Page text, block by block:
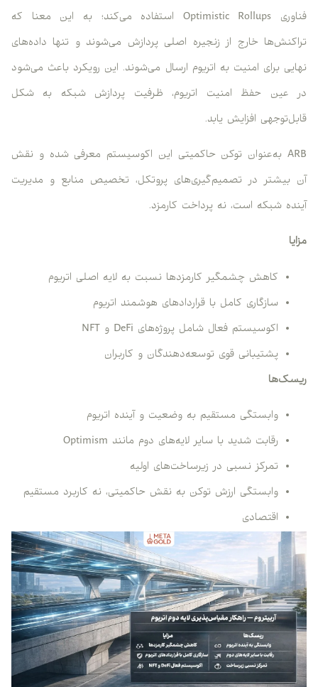
فناوری Optimistic Rollups استفاده می‌کند؛ به این معنا که
تراکنش‌ها خارج از زنجیره اصلی پردازش می‌شوند و تنها داده‌های
نهایی برای امنیت به اتریوم ارسال می‌شوند. این رویکرد باعث می‌شود
در عین حفظ امنیت اتریوم، ظرفیت پردازش شبکه به شکل
قابل‌توجهی افزایش یابد.
ARB به‌عنوان توکن حاکمیتی این اکوسیستم معرفی شده و نقش
آن بیشتر در تصمیم‌گیری‌های پروتکل، تخصیص منابع و مدیریت
آینده شبکه است، نه پرداخت کارمزد.
مزایا
کاهش چشمگیر کارمزدها نسبت به لایه اصلی اتریوم
سازگاری کامل با قراردادهای هوشمند اتریوم
اکوسیستم فعال شامل پروژه‌های DeFi و NFT
پشتیبانی قوی توسعه‌دهندگان و کاربران
ریسک‌ها
وابستگی مستقیم به وضعیت و آینده اتریوم
رقابت شدید با سایر لایه‌های دوم مانند Optimism
تمرکز نسبی در زیرساخت‌های اولیه
وابستگی ارزش توکن به نقش حاکمیتی، نه کاربرد مستقیم
اقتصادی